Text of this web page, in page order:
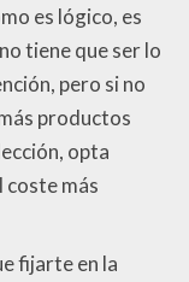
es lógico, es
tiene que ser lo
pero si no
productos
opta
coste más
fijarte en la